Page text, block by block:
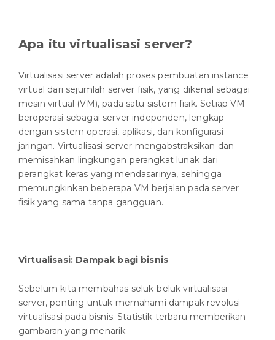
Apa itu virtualisasi server?
Virtualisasi server adalah proses pembuatan instance
virtual dari sejumlah server fisik, yang dikenal sebagai
mesin virtual (VM), pada satu sistem fisik. Setiap VM
beroperasi sebagai server independen, lengkap
dengan sistem operasi, aplikasi, dan konfigurasi
jaringan. Virtualisasi server mengabstraksikan dan
memisahkan lingkungan perangkat lunak dari
perangkat keras yang mendasarinya, sehingga
memungkinkan beberapa VM berjalan pada server
fisik yang sama tanpa gangguan.
Virtualisasi: Dampak bagi bisnis
Sebelum kita membahas seluk-beluk virtualisasi
server, penting untuk memahami dampak revolusi
virtualisasi pada bisnis. Statistik terbaru memberikan
gambaran yang menarik: